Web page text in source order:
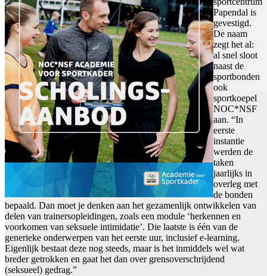
Papendal is
gevestigd.
De naam
zegt het al:
al snel sloot
naast de
sportbonden
ook
sportkoepel
NOC*NSF
aan. “In
eerste
instantie
werden de
taken
jaarlijks in
overleg met
de bonden
bepaald. Dan moet je denken aan het gezamenlijk ontwikkelen van
delen van trainersopleidingen, zoals een module ‘herkennen en
voorkomen van seksuele intimidatie’. Die laatste is één van de
generieke onderwerpen van het eerste uur, inclusief e-learning.
Eigenlijk bestaat deze nog steeds, maar is het inmiddels wel wat
breder getrokken en gaat het dan over grensoverschrijdend
(seksueel) gedrag.”